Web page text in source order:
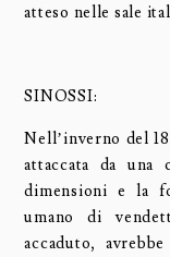
atteso nelle sale
SINOSSI:
Nell’inverno del
attaccata da una
dimensioni e la
umano di
accaduto,